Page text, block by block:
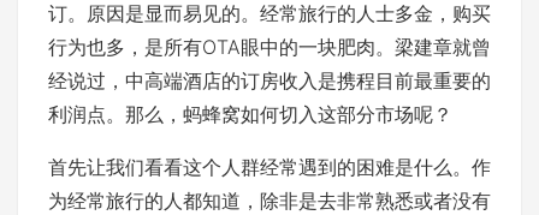
订。原因是显而易见的。经常旅行的人士多金，购买
行为也多，是所有OTA眼中的一块肥肉。梁建章就曾
经说过，中高端酒店的订房收入是携程目前最重要的
利润点。那么，蚂蜂窝如何切入这部分市场呢？
首先让我们看看这个人群经常遇到的困难是什么。作
为经常旅行的人都知道，除非是去非常熟悉或者没有